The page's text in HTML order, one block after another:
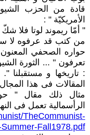
قادة من الحزب
الأمريكيّة " :
" أمّا ريموند لوتا فلا
حواره الصحفي
تعرفون " ... الثورة
: تاريخها و مستقبلنا
المقالات فى هذا
مثال ذلك مقال "
الرأسمالية تعمل فى
TheCommunist-
Fall1978.pdf